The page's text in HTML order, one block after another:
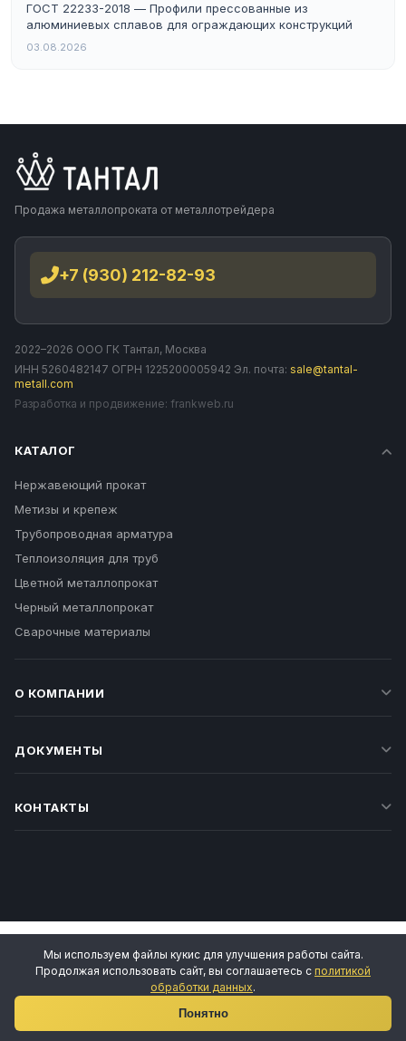
ГОСТ 22233-2018 — Профили прессованные из
алюминиевых сплавов для ограждающих конструкций
03.08.2026
Продажа металлопроката от металлотрейдера
+7 (930) 212-82-93
2022–2026 ООО ГК Тантал, Москва
ИНН 5260482147 ОГРН 1225200005942 Эл. почта: sale@tantal-
metall.com
Разработка и продвижение: frankweb.ru
КАТАЛОГ
Нержавеющий прокат
Метизы и крепеж
Трубопроводная арматура
Теплоизоляция для труб
Цветной металлопрокат
Черный металлопрокат
Сварочные материалы
О КОМПАНИИ
ДОКУМЕНТЫ
КОНТАКТЫ
Мы используем файлы кукис для улучшения работы сайта.
Продолжая использовать сайт, вы соглашаетесь с политикой
обработки данных.
Понятно